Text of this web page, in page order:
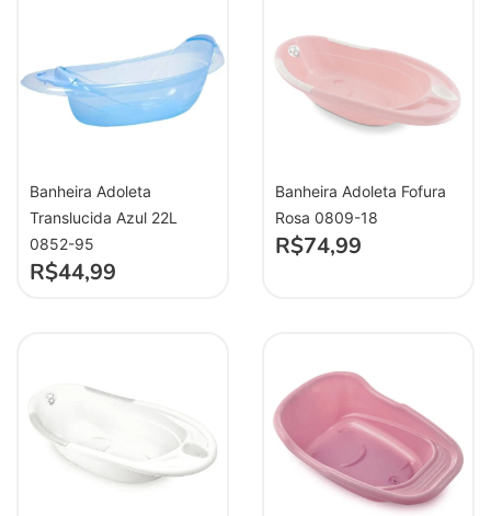
Banheira Adoleta
Translucida Azul 22L
0852-95
R$44,99
Banheira Adoleta Fofura
Rosa 0809-18
R$74,99